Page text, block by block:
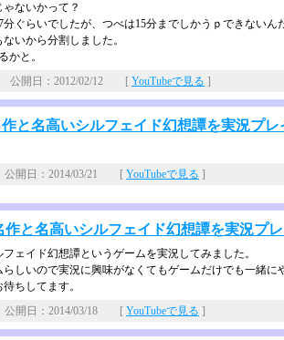
ないかって？
分ぐらいでしたが、つべは15分までしかうｐできないん
いから分割しました。
かと。
公開日：2012/02/12 [ YouTubeで見る ]
作と名高いシルフェイド幻想譚を実況プ
開日：2014/03/21 [ YouTubeで見る ]
作と名高いシルフェイド幻想譚を実況プ
ェイド幻想譚というゲームを実況してみました。
らしいので実況に興味がなくてもゲームだけでも一緒に
ちしてます。
開日：2014/03/18 [ YouTubeで見る ]